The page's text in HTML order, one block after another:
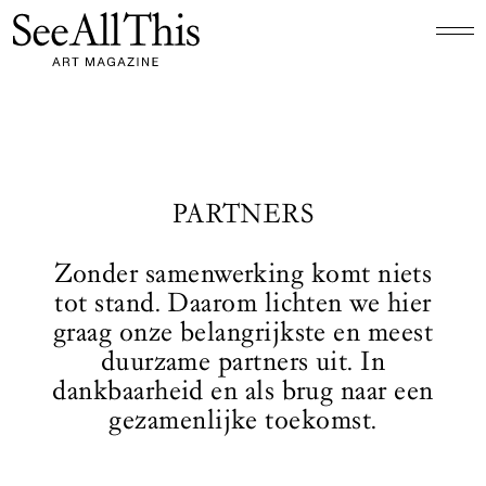
Logo See All This, linkt naar de homepage
PARTNERS
Zonder samenwerking komt niets
tot stand. Daarom lichten we hier
graag onze belangrijkste en meest
duurzame partners uit. In
dankbaarheid en als brug naar een
gezamenlijke toekomst.